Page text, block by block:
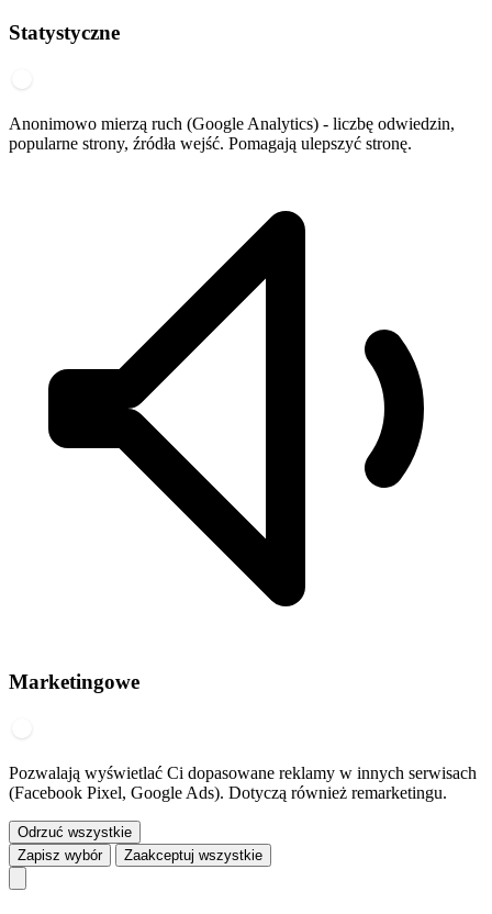
Statystyczne
Anonimowo mierzą ruch (Google Analytics) - liczbę odwiedzin,
popularne strony, źródła wejść. Pomagają ulepszyć stronę.
Marketingowe
Pozwalają wyświetlać Ci dopasowane reklamy w innych serwisach
(Facebook Pixel, Google Ads). Dotyczą również remarketingu.
Odrzuć wszystkie
Zapisz wybór
Zaakceptuj wszystkie